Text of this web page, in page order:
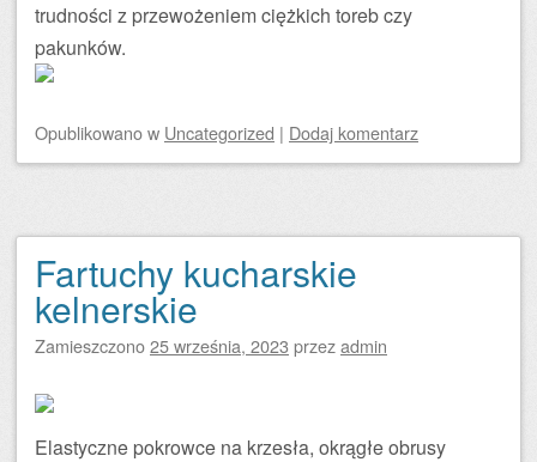
trudności z przewożeniem ciężkich toreb czy
pakunków.
Opublikowanow Uncategorized | Dodaj komentarz
Fartuchy kucharskie
kelnerskie
Zamieszczono25 września, 2023 przezadmin
Elastyczne pokrowce na krzesła, okrągłe obrusy